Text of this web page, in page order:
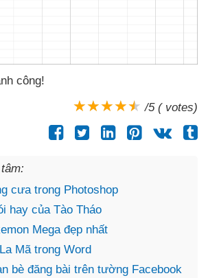
công!
/5 ( votes)
cưa trong Photoshop
hay của Tào Tháo
Mega đẹp nhất
Mã trong Word
bè đăng bài trên tường Facebook